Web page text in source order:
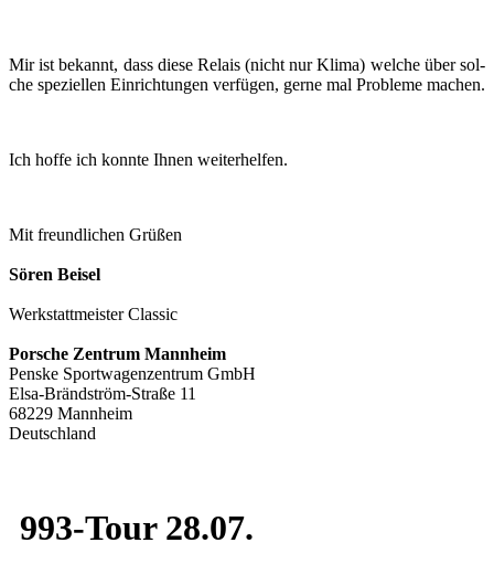
Mir ist be­kannt, dass diese Re­lais (nicht nur Klima) wel­che über sol­
che spe­zi­el­len Ein­rich­tun­gen ver­fü­gen, gerne mal Pro­ble­me ma­chen.
Ich hoffe ich konn­te Ihnen wei­ter­hel­fen.
Mit freund­li­chen Grü­ßen
Sören Bei­sel
Werk­statt­meis­ter Clas­sic
Por­sche Zen­trum Mann­heim
Pens­ke Sport­wa­gen­zen­trum GmbH
Elsa-​Brändström-Straße 11
68229 Mann­heim
Deutsch­land
993-Tour 28.07.